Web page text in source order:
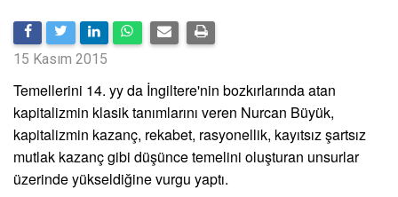
15 Kasım 2015
Temellerini 14. yy da İngiltere'nin bozkırlarında atan
kapitalizmin klasik tanımlarını veren Nurcan Büyük,
kapitalizmin kazanç, rekabet, rasyonellik, kayıtsız şartsız
mutlak kazanç gibi düşünce temelini oluşturan unsurlar
üzerinde yükseldiğine vurgu yaptı.